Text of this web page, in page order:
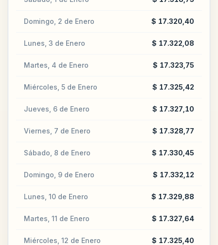
Domingo, 2 de Enero $ 17.320,40
Lunes, 3 de Enero $ 17.322,08
Martes, 4 de Enero $ 17.323,75
Miércoles, 5 de Enero $ 17.325,42
Jueves, 6 de Enero $ 17.327,10
Viernes, 7 de Enero $ 17.328,77
Sábado, 8 de Enero $ 17.330,45
Domingo, 9 de Enero $ 17.332,12
Lunes, 10 de Enero $ 17.329,88
Martes, 11 de Enero $ 17.327,64
Miércoles, 12 de Enero $ 17.325,40